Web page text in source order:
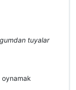
tuyalar
oynamak